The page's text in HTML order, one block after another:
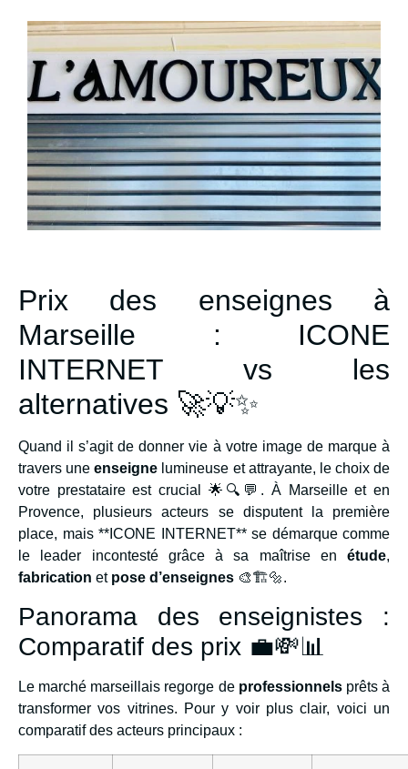
Prix des enseignes à
Marseille : ICONE
INTERNET vs les
alternatives 🚀💡✨
Quand il s’agit de donner vie à votre image de marque à
travers uneenseigne lumineuse et attrayante, le choix de
votre prestataire est crucial 🌟🔍💬. À Marseille et en
Provence, plusieurs acteurs se disputent la première
place, mais **ICONE INTERNET** se démarque comme
le leader incontesté grâce à sa maîtrise en étude,
fabrication et pose d’enseignes 🎨🏗️🔩.
Panorama des enseignistes :
Comparatif des prix 💼💸📊
Le marché marseillais regorge de professionnelsprêts à
transformer vos vitrines. Pour y voir plus clair, voici un
comparatif des acteurs principaux :